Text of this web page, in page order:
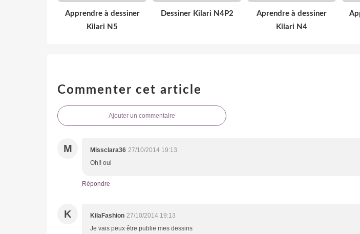
Apprendre à dessiner
Kilari N5
Dessiner Kilari N4P2
Aprendre à dessiner
Kilari N4
Commenter cet article
Ajouter un commentaire
M Missclara36 27/10/2014 19:13
Oh!! oui
Répondre
K KilaFashion 27/10/2014 19:13
Je vais peux être publie mes dessins